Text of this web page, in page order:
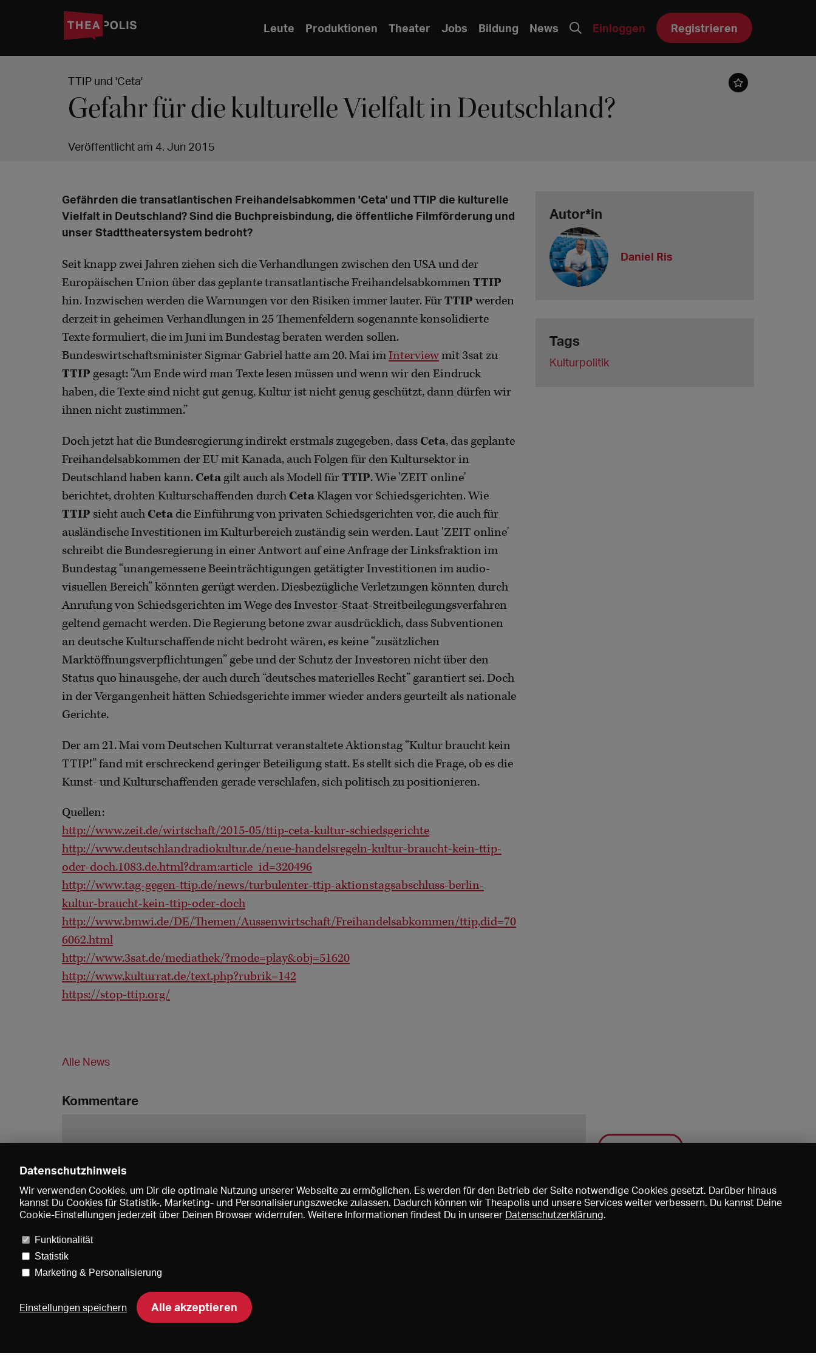
Leute Produktionen Theater Jobs Bildung News Einloggen Registrieren
TTIP und 'Ceta'
Gefahr für die kulturelle Vielfalt in Deutschland?
Veröffentlicht am 4. Jun 2015
Gefährden die transatlantischen Freihandelsabkommen 'Ceta' und TTIP die kulturelle
Vielfalt in Deutschland? Sind die Buchpreisbindung, die öffentliche Filmförderung und
unser Stadttheatersystem bedroht?
Seit knapp zwei Jahren ziehen sich die Verhandlungen zwischen den USA und der
Europäischen Union über das geplante transatlantische Freihandelsabkommen TTIP
hin. Inzwischen werden die Warnungen vor den Risiken immer lauter. FürTTIP werden
derzeit in geheimen Verhandlungen in 25 Themenfeldern sogenannte konsolidierte
Texte formuliert, die im Juni im Bundestag beraten werden sollen.
Bundeswirtschaftsminister Sigmar Gabriel hatte am 20. Mai imInterviewmit 3sat zu
TTIP gesagt: “Am Ende wird man Texte lesen müssen und wenn wir den Eindruck
haben, die Texte sind nicht gut genug, Kultur ist nicht genug geschützt, dann dürfen wir
ihnen nicht zustimmen.”
Doch jetzt hat die Bundesregierung indirekt erstmals zugegeben, dass Ceta, das geplante
Freihandelsabkommen der EU mit Kanada, auch Folgen für den Kultursektor in
Deutschland haben kann. Ceta gilt auch als Modell fürTTIP. Wie 'ZEIT online'
berichtet, drohten Kulturschaffenden durch CetaKlagen vor Schiedsgerichten. Wie
TTIP sieht auch Ceta die Einführung von privaten Schiedsgerichten vor, die auch für
ausländische Investitionen im Kulturbereich zuständig sein werden. Laut 'ZEIT online'
schreibt die Bundesregierung in einer Antwort auf eine Anfrage der Linksfraktion im
Bundestag “unangemessene Beeinträchtigungen getätigter Investitionen im audio-
visuellen Bereich” könnten gerügt werden. Diesbezügliche Verletzungen könnten durch
Anrufung von Schiedsgerichten im Wege des Investor-Staat-Streitbeilegungsverfahren
geltend gemacht werden. Die Regierung betone zwar ausdrücklich, dass Subventionen
an deutsche Kulturschaffende nicht bedroht wären, es keine “zusätzlichen
Marktöffnungsverpflichtungen” gebe und der Schutz der Investoren nicht über den
Status quo hinausgehe, der auch durch “deutsches materielles Recht” garantiert sei. Doch
in der Vergangenheit hätten Schiedsgerichte immer wieder anders geurteilt als nationale
Gerichte.
Der am 21. Mai vom Deutschen Kulturrat veranstaltete Aktionstag “Kultur braucht kein
TTIP!” fand mit erschreckend geringer Beteiligung statt. Es stellt sich die Frage, ob es die
Kunst- und Kulturschaffenden gerade verschlafen, sich politisch zu positionieren.
Quellen:
http://www.zeit.de/wirtschaft/2015-05/ttip-ceta-kultur-schiedsgerichte
http://www.deutschlandradiokultur.de/neue-handelsregeln-kultur-braucht-kein-ttip-
oder-doch.1083.de.html?dram:article_id=320496
http://www.tag-gegen-ttip.de/news/turbulenter-ttip-aktionstagsabschluss-berlin-
kultur-braucht-kein-ttip-oder-doch
http://www.bmwi.de/DE/Themen/Aussenwirtschaft/Freihandelsabkommen/ttip,did=70
6062.html
http://www.3sat.de/mediathek/?mode=play&obj=51620
http://www.kulturrat.de/text.php?rubrik=142
https://stop-ttip.org/
Alle News
Autor*in
Daniel Ris
Tags
Kulturpolitik
Kommentare
Speichern
Datenschutzhinweis
Wir verwenden Cookies, um Dir die optimale Nutzung unserer Webseite zu ermöglichen. Es werden für den Betrieb der Seite notwendige Cookies gesetzt. Darüber hinaus
kannst Du Cookies für Statistik-, Marketing- und Personalisierungszwecke zulassen. Dadurch können wir Theapolis und unsere Services weiter verbessern. Du kannst Deine
Cookie-Einstellungen jederzeit über Deinen Browser widerrufen. Weitere Informationen findest Du in unserer Datenschutzerklärung.
Funktionalität
Statistik
Marketing & Personalisierung
Einstellungen speichern Alle akzeptieren